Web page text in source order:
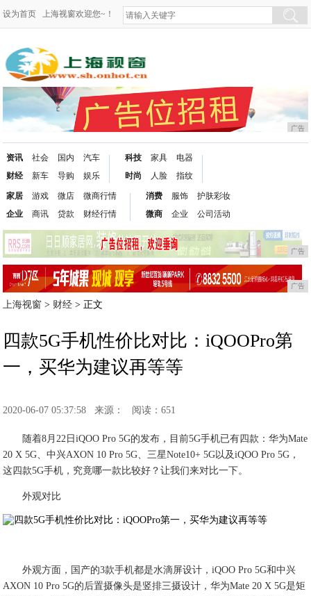
设为首页 上海视窗欢迎您~！
广告
资讯
财经
社会
新车
国内
导购
汽车
娱乐
科技
时尚
家具
人脸
电器
指纹
家居
企业
游戏
商讯
微店
贷款
微商行情
财经行情
消费
微商
服饰
企业
护肤彩妆
公司活动
广告
广告
上海视窗 > 财经 > 正文
四款5G手机性价比对比：iQOOPro第
一，买华为建议再等等
2020-06-07 05:37:58 来源： 阅读：651
随着8月22日iQOO Pro 5G的发布，目前5G手机已有四款：华为Mate
20 X 5G、中兴AXON 10 Pro 5G、三星Note10+ 5G以及iQOO Pro 5G，
这四款5G手机，究竟哪一款比较好？让我们来对比一下。
外观对比
外观方面，国产的3款手机都是水滴屏设计，iQOO Pro 5G和中兴
AXON 10 Pro 5G的后置摄像头是竖排三摄设计，华为Mate 20 X 5G是矩